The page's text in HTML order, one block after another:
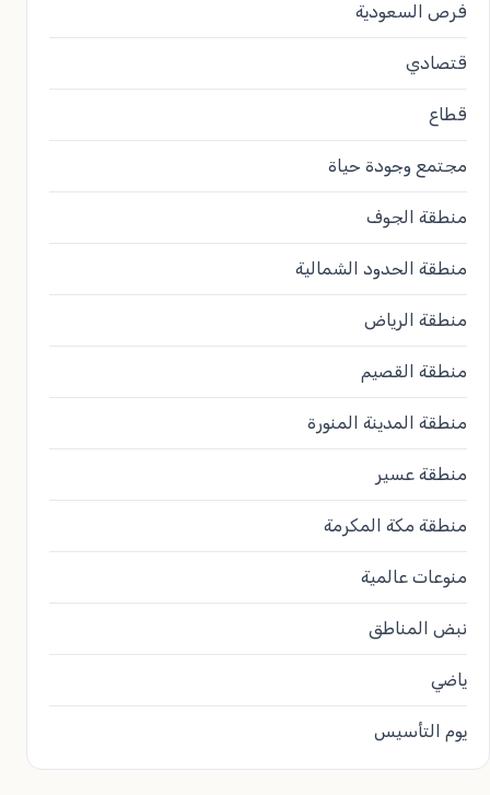
فرص السعودية
قتصادي
قطاع
مجتمع وجودة حياة
منطقة الجوف
منطقة الحدود الشمالية
منطقة الرياض
منطقة القصيم
منطقة المدينة المنورة
منطقة عسير
منطقة مكة المكرمة
منوعات عالمية
نبض المناطق
ياضي
يوم التأسيس